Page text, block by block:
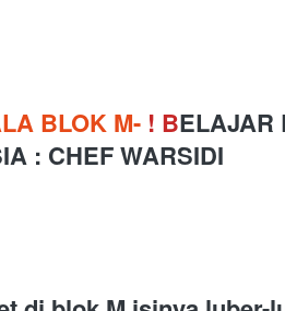
BLOK M- ! BELAJAR
: CHEF WARSIDI